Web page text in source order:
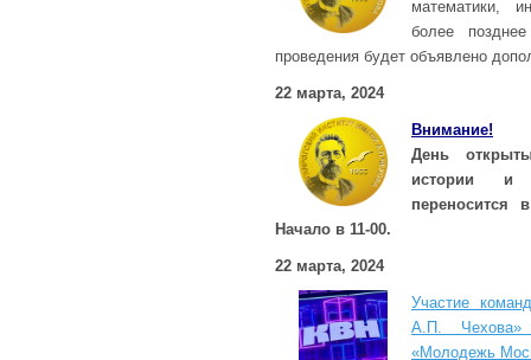
математики,
более
проведения будет объявлено
22 марта, 2024
Внимание!
День
истории и
переносится
Начало в 11-00.
22 марта, 2024
Участие
А.П.
«Молодежь